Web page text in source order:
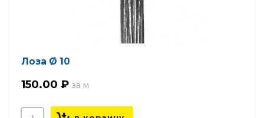
Лоза Ø 10
150.00 ₽